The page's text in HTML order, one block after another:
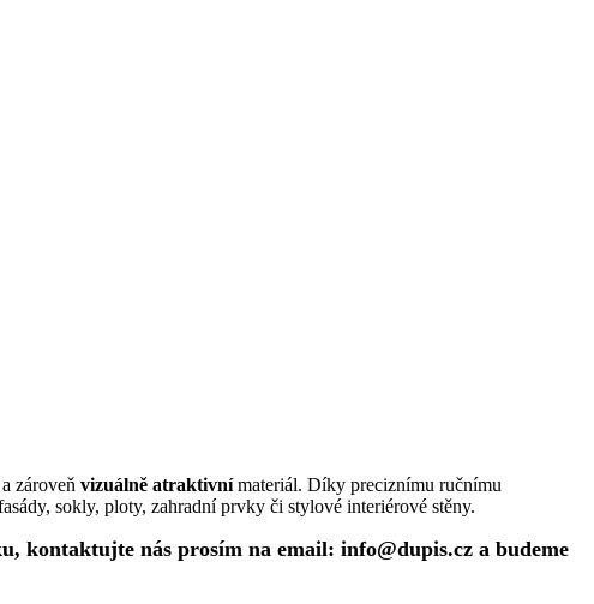
a zároveň vizuálně atraktivnímateriál. Díky preciznímu ručnímu
sokly, ploty, zahradní prvky či stylové interiérové stěny.
kontaktujte nás prosím na email: info@dupis.cz a budeme